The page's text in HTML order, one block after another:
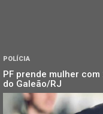
POLÍCIA
PF prende mulher
do Galeão/RJ